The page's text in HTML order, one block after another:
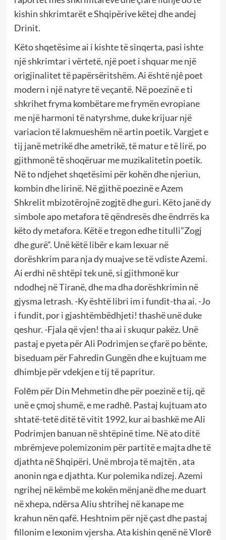
kishin shkrimtarët e Shqipërive këtej dhe andej
Drinit.
Këto shqetësime ai i kishte të sinqerta, pasi ishte
një shkrimtar i vërtetë, një poet i shquar me një
origjinalitet të papërsëritshëm. Ai është njê poet
modern i një natyre të veçantë. Në poezinë e ti
shkrihet fryma kombëtare me frymën evropiane
me një harmoni të natyrshme, duke krijuar një
variacion të lakmueshëm në artin poetik. Vargjet e
tij janë metrikë dhe ametrikë, të matur e të lirë, po
gjithmonë të shoqëruar me muzikalitetin poetik.
Në to ndjehet shqetësimi për kohën dhe njeriun,
kombin dhe lirinë. Në gjithë poezinë e Azem
Shkrelit mbizotërojnë zogjtë dhe guri. Këto janë dy
simbole apo metafora të qëndresës dhe ëndrrës ka
këto dy metafora. Këtë e tregon edhe titulli”Zogj
dhe gurë”. Unë këtë libër e kam lexuar në
dorëshkrim para nja dy muajve se të vdiste Azemi.
Ai erdhi në shtëpi tek unë, si gjithmonë kur
ndodhej në Tiranë, dhe ma dha dorëshkrimin në
gjysma letrash. -Ky është libri im i fundit-tha ai. -Jo
i fundit, por i gjashtëmbëdhjeti! thashë unë duke
qeshur. -Fjala që vjen! tha ai i skuqur pakëz. Unë
pastaj e pyeta për Ali Podrimjen se çfarë po bënte,
biseduam për Fahredin Gungën dhe e kujtuam me
dhimbje për vdekjen e tij të papritur.
Folēm për Din Mehmetin dhe për poezinë e tij, që
unë e çmoj shumë, e me radhē. Pastaj kujtuam ato
shtatë-tetë ditë të vitit 1992, kur ai bashkë me Ali
Podrimjen banuan në shtëpinë time. Në ato ditë
mbrëmjeve polemizonim për partitë e majta dhe të
djathta në Shqipëri. Unë mbroja të majtën , ata
anonin nga e djathta. Kur polemika ndizej. Azemi
ngrihej në këmbë me kokën mënjanë dhe me duart
në xhepa, ndërsa Aliu shtrihej në kanape me
krahun nën qafë. Heshtnim për një çast dhe pastaj
fillonim e lexonim vjersha. Ata kishin qenë në Vlorē